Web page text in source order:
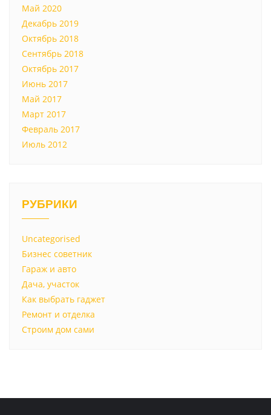
Май 2020
Декабрь 2019
Октябрь 2018
Сентябрь 2018
Октябрь 2017
Июнь 2017
Май 2017
Март 2017
Февраль 2017
Июль 2012
РУБРИКИ
Uncategorised
Бизнес советник
Гараж и авто
Дача, участок
Как выбрать гаджет
Ремонт и отделка
Строим дом сами